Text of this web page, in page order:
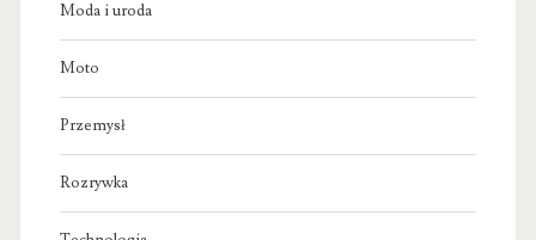
Moda i uroda
Moto
Przemysł
Rozrywka